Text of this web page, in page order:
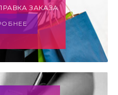
ЗАКАЗА